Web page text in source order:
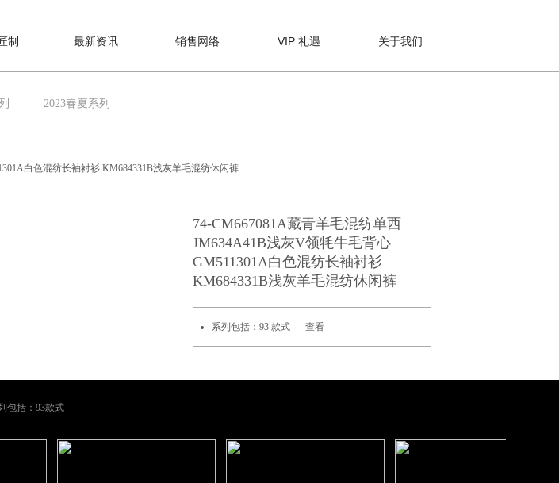
制 最新资讯 销售网络 VIP 礼遇 关于我们
2023春夏系列
白色混纺长袖衬衫 KM684331B浅灰羊毛混纺休闲裤
74-CM667081A藏青羊毛混纺单西
JM634A41B浅灰V领牦牛毛背心
GM511301A白色混纺长袖衬衫
KM684331B浅灰羊毛混纺休闲裤
系列包括：93 款式 - 查看
包括：93款式